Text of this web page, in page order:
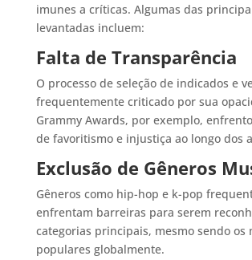
imunes a críticas. Algumas das
levantadas incluem:
Falta de Transparência
O processo de seleção de indicados e
frequentemente criticado por sua
Grammy Awards, por exemplo,
de favoritismo e injustiça ao longo dos
Exclusão de Gêneros
Gêneros como hip-hop e k-pop
enfrentam barreiras para serem
categorias principais, mesmo sendo os
populares globalmente.